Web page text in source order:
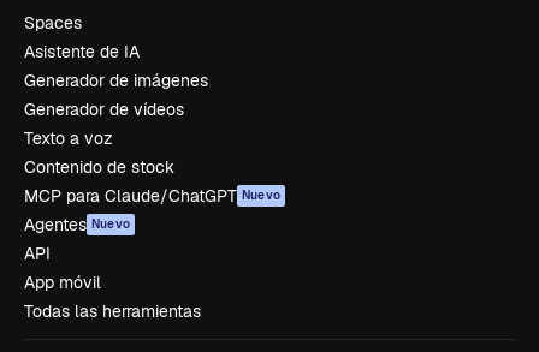
Spaces
Asistente de IA
Generador de imágenes
Generador de vídeos
Texto a voz
Contenido de stock
MCP para Claude/ChatGPT Nuevo
Agentes Nuevo
API
App móvil
Todas las herramientas